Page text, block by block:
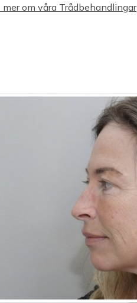
mer om våra Trådbehandlingar